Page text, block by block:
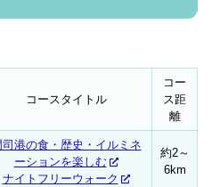
コースタイトル
コー
ス距
離
司港の食・歴史・イルミネ
ーションを楽しむ
ナイトフリーウォーク
約2～
6km